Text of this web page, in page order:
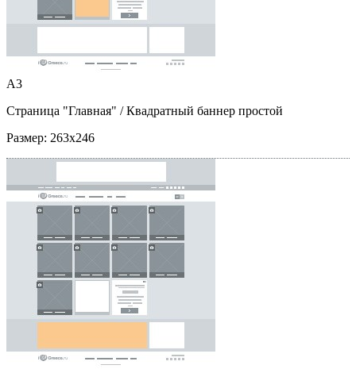
A3
Страница "Главная" / Квадратный баннер простой
Размер: 263x246